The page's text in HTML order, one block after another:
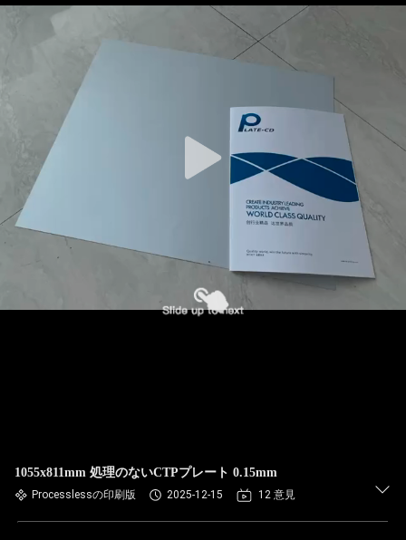
1055x811mm 処理のないCTPプレート 0.15mm
Processlessの印刷版 2025-12-15 12 意見